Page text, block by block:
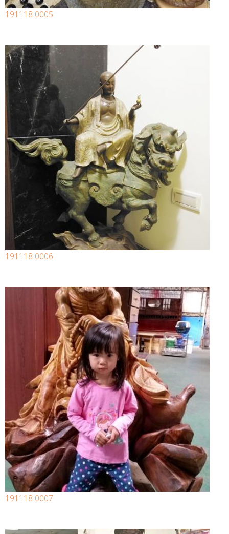
191118 0005
191118 0006
191118 0007